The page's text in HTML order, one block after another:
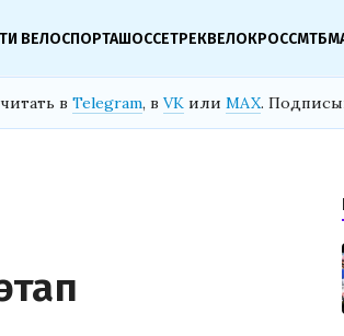
ВЕЛОСПОРТАШОССЕТРЕКВЕЛОКРОССМТБ
в Telegram, в VK или MAX.